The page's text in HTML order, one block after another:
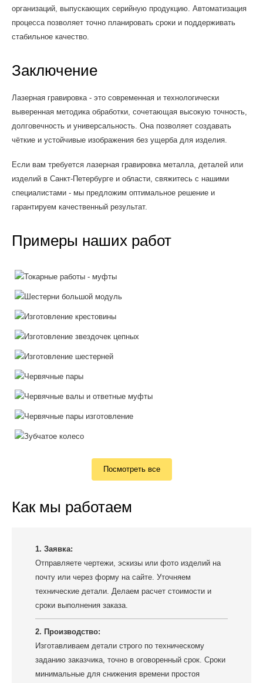
организаций, выпускающих серийную продукцию. Автоматизация
процесса позволяет точно планировать сроки и поддерживать
стабильное качество.
Заключение
Лазерная гравировка - это современная и технологически
выверенная методика обработки, сочетающая высокую точность,
долговечность и универсальность. Она позволяет создавать
чёткие и устойчивые изображения без ущерба для изделия.
Если вам требуется лазерная гравировка металла, деталей или
изделий в Санкт-Петербурге и области, свяжитесь с нашими
специалистами - мы предложим оптимальное решение и
гарантируем качественный результат.
Примеры наших работ
Посмотреть все
Как мы работаем
1. Заявка:
Отправляете чертежи, эскизы или фото изделий на
почту или через форму на сайте. Уточняем
технические детали. Делаем расчет стоимости и
сроки выполнения заказа.
2. Производство:
Изготавливаем детали строго по техническому
заданию заказчика, точно в оговоренный срок. Сроки
минимальные для снижения времени простоя